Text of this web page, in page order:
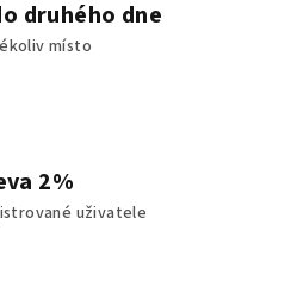
druhého dne
místo
2%
uživatele